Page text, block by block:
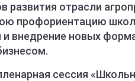
развития отрасли
профориентацию
внедрение новых
сессия